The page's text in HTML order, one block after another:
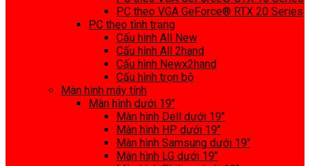
PC theo VGA GeForce® RTX 20 Series
PC theo tình trạng
Cấu hình All New
Cấu hình All 2hand
Cấu hình Newx2hand
Cấu hình trọn bộ
Màn hình máy tính
Màn hình dưới 19″
Màn hình Dell dưới 19″
Màn hình HP dưới 19″
Màn hình Samsung dưới 19″
Màn hình LG dưới 19″